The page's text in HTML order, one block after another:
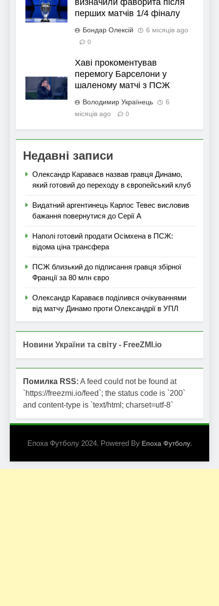
перших матчів 1/4 фіналу
Бондар Олексій 6 місяців ago
0
Хаві прокоментував
перемогу Барселони у
шаленому матчі з ПСЖ
Володимир Українець
6
місяців ago
0
Недавні записи
Олександр Караваєв назвав гравця Динамо,
який готовий до переходу в європейський клуб
Видатний аргентинець Карлос Тевес висловив
бажання повернутися до Серії А
Наполі готовий продати Осімхена в ПСЖ:
відома ціна трансфера
ПСЖ близький до підписання гравця збірної
Франції за 80 млн євро
Олександр Караваєв поділився очікуваннями
від матчу Динамо проти Олександрії в УПЛ
Новини України та світу - FreeZMI.io
Помилка RSS: A feed could not be found at
`https://freezmi.io/feed`; the status code is `200`
and content-type is `text/html; charset=utf-8`
Епоха Футболу 2024. Powered By Епоха Футболу.